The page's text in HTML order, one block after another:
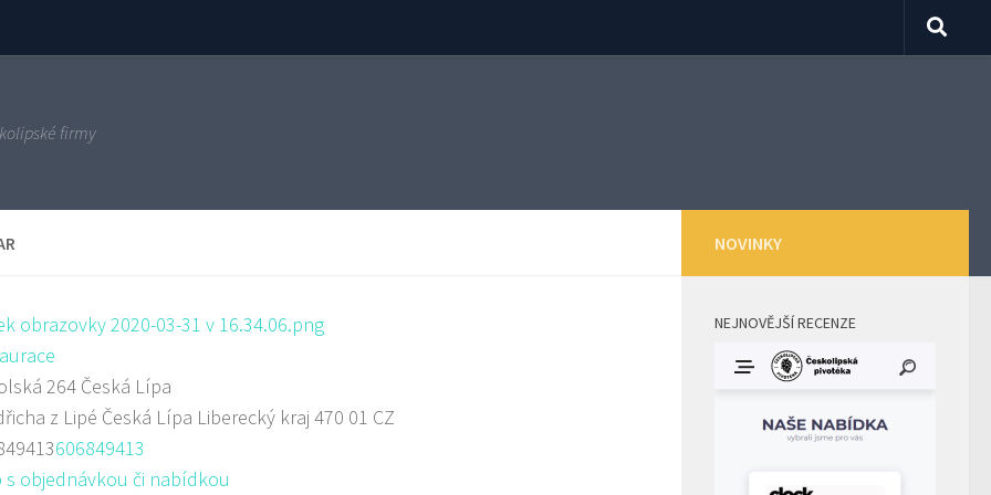
firmy
264 Česká Lípa
z Lipé Česká Lípa Liberecký kraj 470 01 CZ
606849413
s objednávkou či nabídkou
NOVINKY
NEJNOVĚJŠÍ RECENZE